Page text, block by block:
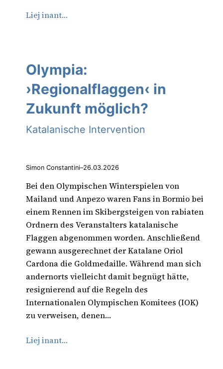
Liej inant…
Olympia:
›Regionalflaggen‹ in
Zukunft möglich?
Katalanische Intervention
Simon Constantini–26.03.2026
Bei den Olympischen Winterspielen von
Mailand und Anpezo waren Fans in Bormio bei
einem Rennen im Skibergsteigen von rabiaten
Ordnern des Veranstalters katalanische
Flaggen abgenommen worden. Anschließend
gewann ausgerechnet der Katalane Oriol
Cardona die Goldmedaille. Während man sich
andernorts vielleicht damit begnügt hätte,
resignierend auf die Regeln des
Internationalen Olympischen Komitees (IOK)
zu verweisen, denen…
Liej inant…